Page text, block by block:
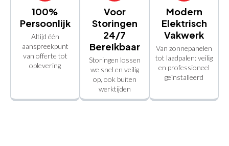
100%
Persoonlijk
Altijd één
aanspreekpunt
van offerte tot
oplevering
Voor
Storingen
24/7
Bereikbaar
Storingen lossen
we snel en veilig
op, ook buiten
werktijden
Modern
Elektrisch
Vakwerk
Van zonnepanelen
tot laadpalen: veilig
en professioneel
geïnstalleerd